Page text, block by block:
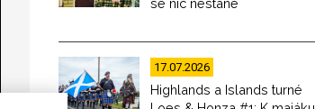
se nic nestane
17.07.2026
Highlands a Islands turné